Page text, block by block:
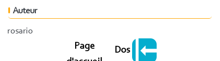
Auteur
rosario
Page
Dos